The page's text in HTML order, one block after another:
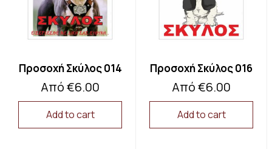
Προσοχή Σκύλος 014
Από€6.00
Add to cart
This
Προσοχή Σκύλος 016
Από€6.00
Add to cart
This